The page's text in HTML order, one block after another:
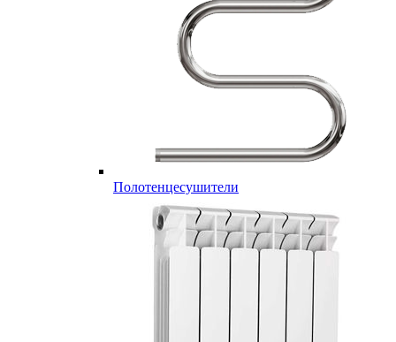
Полотенцесушители